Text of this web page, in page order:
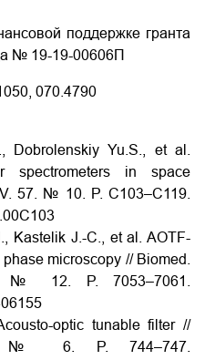
поддержке гранта
№ 19-19-00606П
070.4790
Dobrolenskiy Yu.S., et al.
spectrometers in space
57. № 10. P. C103–C119.
Kastelik J.-C., et al. AOTF-
microscopy // Biomed.
№ 12. P. 7053–7061.
optic tunable filter //
№ 6. P. 744–747.